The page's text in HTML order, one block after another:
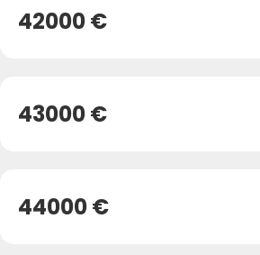
42000 €
43000 €
44000 €